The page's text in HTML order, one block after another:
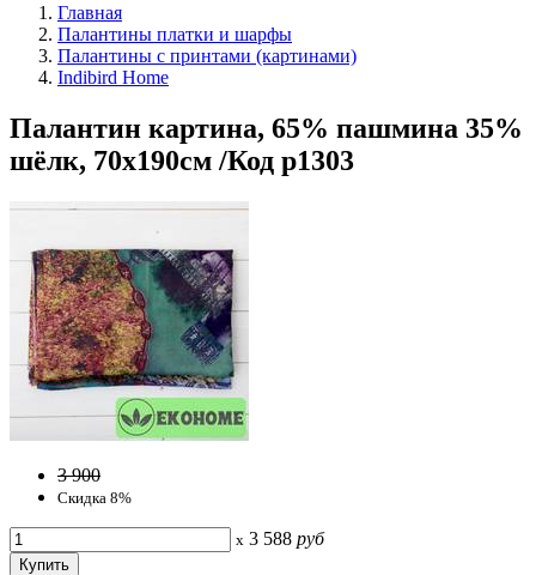
Главная
Палантины платки и шарфы
Палантины с принтами (картинами)
Indibird Home
Палантин картина, 65% пашмина 35%
шёлк, 70x190см /Код p1303
3 900
Скидка 8%
x 3 588 руб